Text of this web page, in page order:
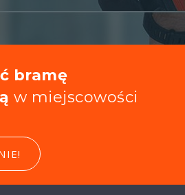
bramę
w miejscowości